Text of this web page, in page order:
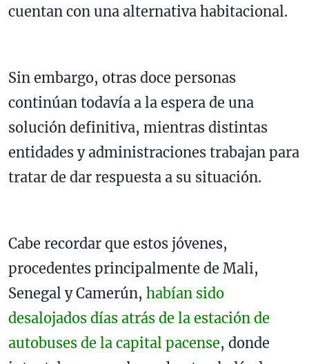
cuentan con una alternativa habitacional.
Sin embargo, otras doce personas
continúan todavía a la espera de una
solución definitiva, mientras distintas
entidades y administraciones trabajan para
tratar de dar respuesta a su situación.
Cabe recordar que estos jóvenes,
procedentes principalmente de Mali,
Senegal y Camerún, habían sido
desalojados días atrás de la estación de
autobuses de la capital pacense, donde